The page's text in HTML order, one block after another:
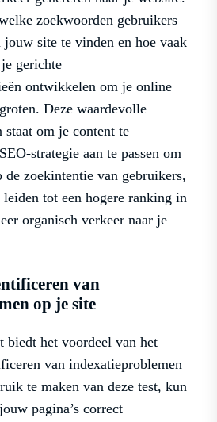
zoekwoorden gebruikers
site te vinden en hoe vaak
gerichte
ontwikkelen om je online
Deze waardevolle
om je content te
strategie aan te passen om
de zoekintentie van gebruikers,
tot een hogere ranking in
organisch verkeer naar je
van
op je site
biedt het voordeel van het
van indexatieproblemen
te maken van deze test, kun
pagina’s correct